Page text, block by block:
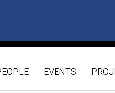
EVENTS